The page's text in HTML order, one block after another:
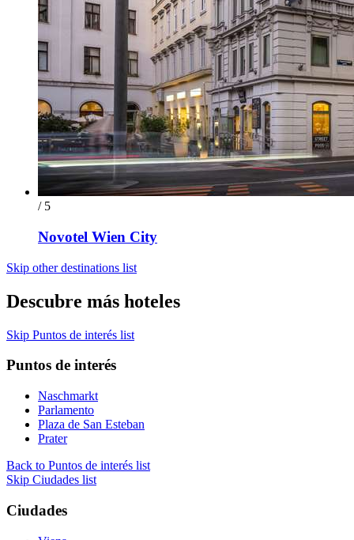
/ 5
Novotel Wien City
Skip other destinations list
Descubre más hoteles
Skip Puntos de interés list
Puntos de interés
Naschmarkt
Parlamento
Plaza de San Esteban
Prater
Back to Puntos de interés list
Skip Ciudades list
Ciudades